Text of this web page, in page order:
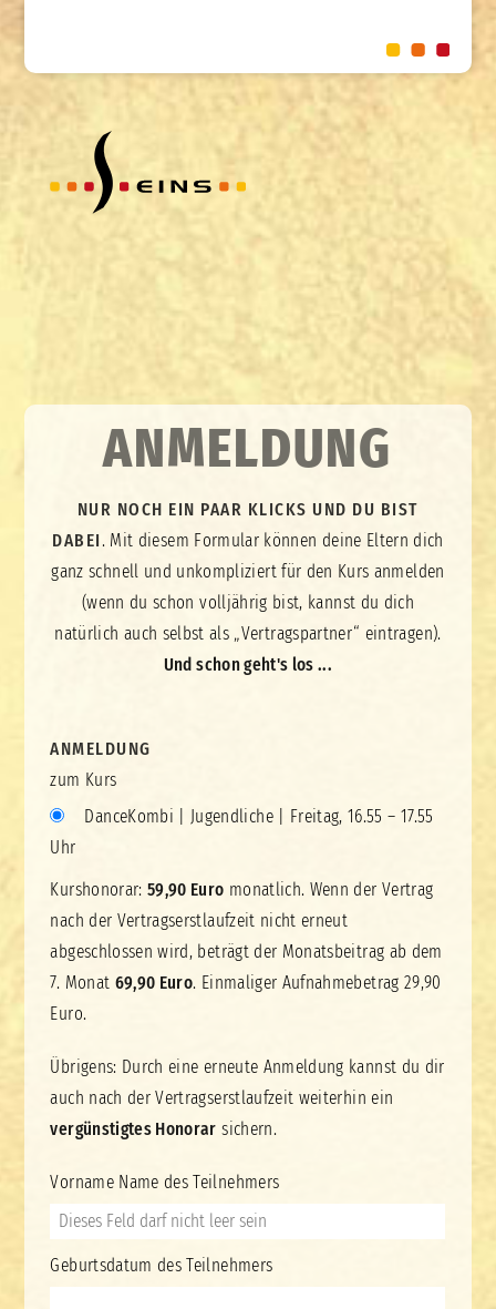
ANMELDUNG
NUR NOCH EIN PAAR KLICKS UND DU BIST
DABEI . Mit diesem Formular können deine Eltern dich
ganz schnell und unkompliziert für den Kurs anmelden
(wenn du schon volljährig bist, kannst du dich
natürlich auch selbst als „Vertragspartner“ eintragen).
Und schon geht's los ...
ANMELDUNG
zum Kurs
DanceKombi | Jugendliche | Freitag, 16.55 – 17.55
Uhr
Kurshonorar:59,90 Euro monatlich. Wenn der Vertrag
nach der Vertragserstlaufzeit nicht erneut
abgeschlossen wird, beträgt der Monatsbeitrag ab dem
7. Monat 69,90 Euro. Einmaliger Aufnahmebetrag 29,90
Euro.
Übrigens: Durch eine erneute Anmeldung kannst du dir
auch nach der Vertragserstlaufzeit weiterhin ein
vergünstigtes Honorar sichern.
Vorname Name des Teilnehmers
Geburtsdatum des Teilnehmers